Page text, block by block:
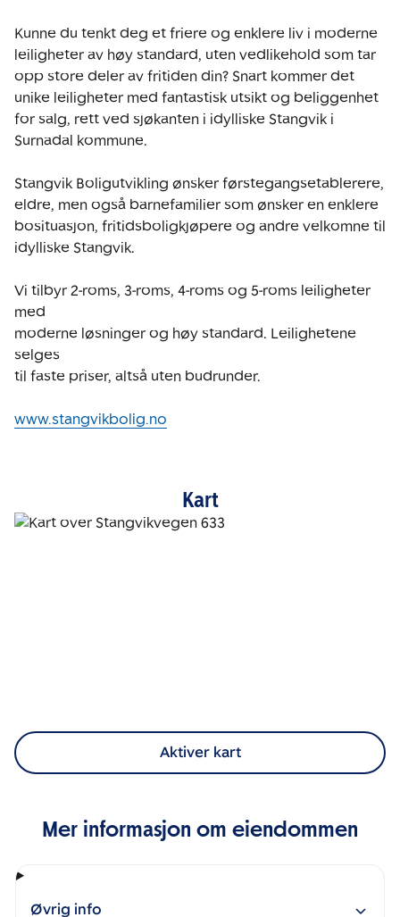
Kunne du tenkt deg et friere og enklere liv i moderne
leiligheter av høy standard, uten vedlikehold som tar
opp store deler av fritiden din? Snart kommer det
unike leiligheter med fantastisk utsikt og beliggenhet
for salg, rett ved sjøkanten i idylliske Stangvik i
Surnadal kommune.
Stangvik Boligutvikling ønsker førstegangsetablerere,
eldre, men også barnefamilier som ønsker en enklere
bosituasjon, fritidsboligkjøpere og andre velkomne til
idylliske Stangvik.
Vi tilbyr 2-roms, 3-roms, 4-roms og 5-roms leiligheter
med
moderne løsninger og høy standard. Leilighetene
selges
til faste priser, altså uten budrunder.
www.stangvikbolig.no
Kart
Aktiver kart
Mer informasjon om eiendommen
Øvrig info